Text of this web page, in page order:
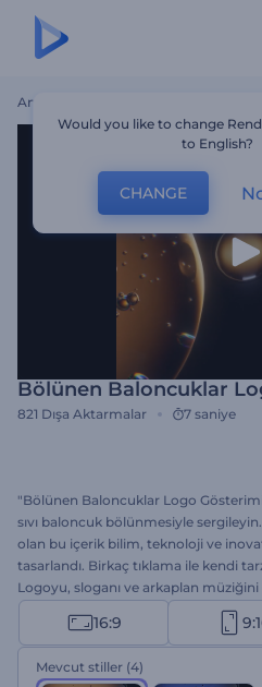
Ana Sayfa
Bölünen Baloncuklar
821 Dışa Aktarmalar 7 saniye
"Bölünen Baloncuklar Logo
sıvı baloncuk bölünmesiyle
olan bu içerik bilim, teknoloji ve
tasarlandı. Birkaç tıklama ile kendi
Logoyu, sloganı ve arkaplan
logo giriş videonuzu unutulmaz hale
16:9
Mevcut stiller (4)
Would you like to change
to English?
CHANGE